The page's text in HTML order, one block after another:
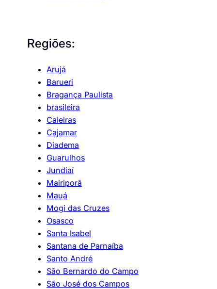
Regiões:
Arujá
Barueri
Bragança Paulista
brasileira
Caieiras
Cajamar
Diadema
Guarulhos
Jundiaí
Mairiporã
Mauá
Mogi das Cruzes
Osasco
Santa Isabel
Santana de Parnaíba
Santo André
São Bernardo do Campo
São José dos Campos